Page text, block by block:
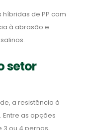
de PP com
à abrasão e
setor
a resistência à
as opções